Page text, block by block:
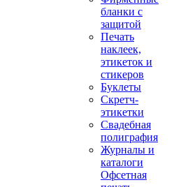
бланки с
защитой
Печать
наклеек,
этикеток и
стикеров
Буклеты
Скретч-
этикетки
Свадебная
полиграфия
Журналы и
каталоги
Офсетная